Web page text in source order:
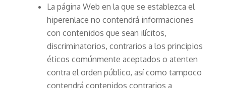
La página Web en la que se establezca el
hiperenlace no contendrá informaciones
con contenidos que sean ilícitos,
discriminatorios, contrarios a los principios
éticos comúnmente aceptados o atenten
contra el orden público, así como tampoco
contendrá contenidos contrarios a